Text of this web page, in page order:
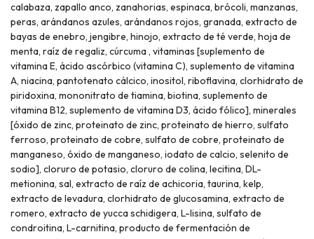
calabaza, zapallo anco, zanahorias, espinaca, brócoli, manzanas,
peras, arándanos azules, arándanos rojos, granada, extracto de
bayas de enebro, jengibre, hinojo, extracto de té verde, hoja de
menta, raíz de regaliz, cúrcuma , vitaminas [suplemento de
vitamina E, ácido ascórbico (vitamina C), suplemento de vitamina
A, niacina, pantotenato cálcico, inositol, riboflavina, clorhidrato de
piridoxina, mononitrato de tiamina, biotina, suplemento de
vitamina B12, suplemento de vitamina D3, ácido fólico], minerales
[óxido de zinc, proteinato de zinc, proteinato de hierro, sulfato
ferroso, proteinato de cobre, sulfato de cobre, proteinato de
manganeso, óxido de manganeso, iodato de calcio, selenito de
sodio], cloruro de potasio, cloruro de colina, lecitina, DL-
metionina, sal, extracto de raíz de achicoria, taurina, kelp,
extracto de levadura, clorhidrato de glucosamina, extracto de
romero, extracto de yucca schidigera, L-lisina, sulfato de
condroitina, L-carnitina, producto de fermentación de